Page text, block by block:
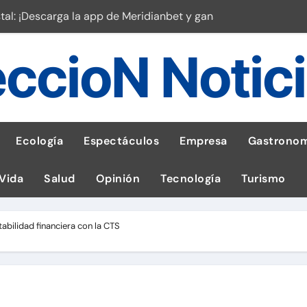
¡Descarga la app de Meridianbet y gana una jugada gratis
1,600 equipos educativos
impulsa la salud materna
por ignorar distancias de seguridad
Galaxy A en evento de K-Pop
guía para las familias
Ecología Espectáculos Empresa
Salud Opinión Tecnología Turismo
financiera con la CTS